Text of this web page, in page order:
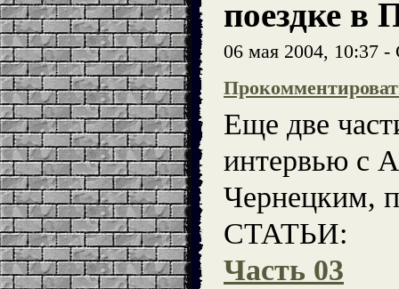
поездке в
06 мая 2004, 10:37
Еще две
интервью с
Чернецким,
СТАТЬИ:
Часть 03